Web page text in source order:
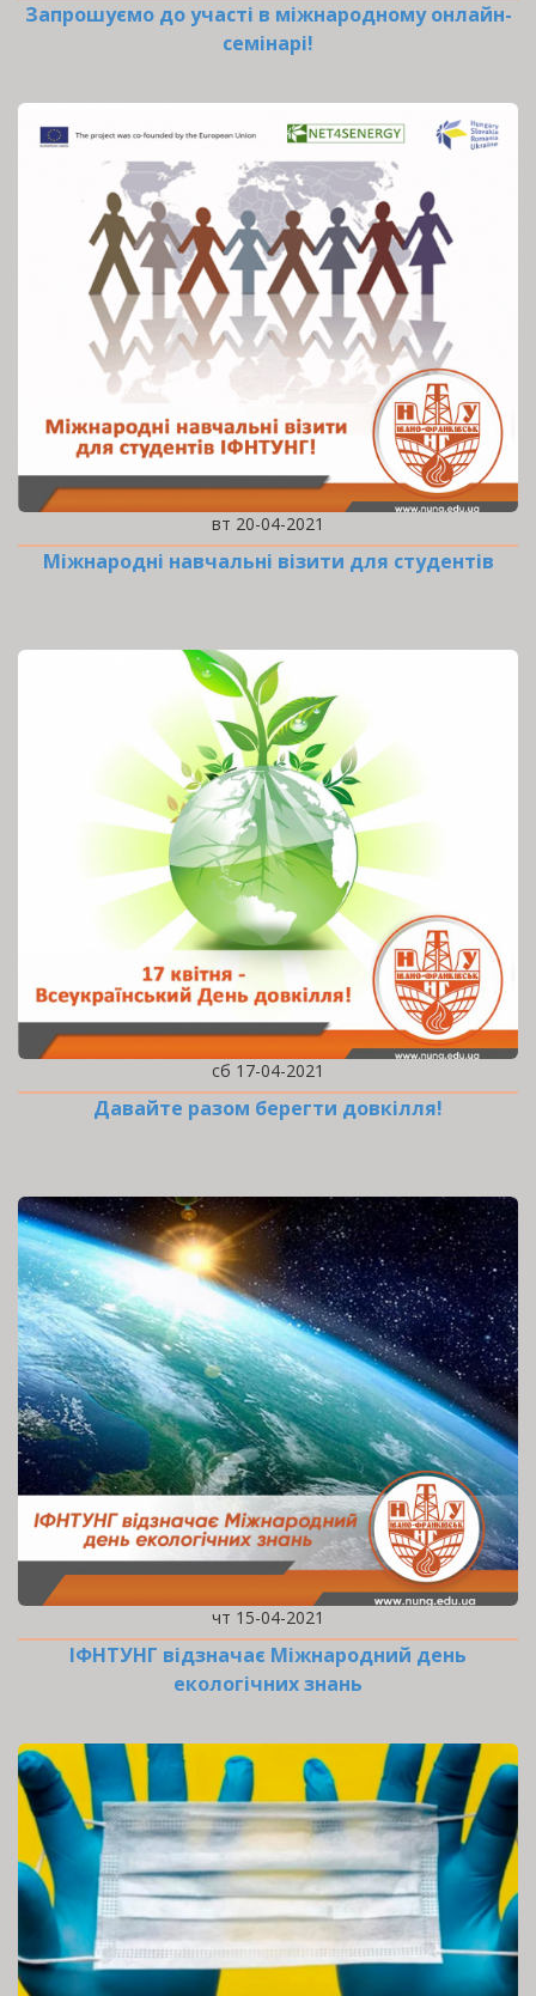
Запрошуємо до участі в міжнародному онлайн-
семінарі!
вт 20-04-2021
Міжнародні навчальні візити для студентів
сб 17-04-2021
Давайте разом берегти довкілля!
чт 15-04-2021
ІФНТУНГ відзначає Міжнародний день
екологічних знань